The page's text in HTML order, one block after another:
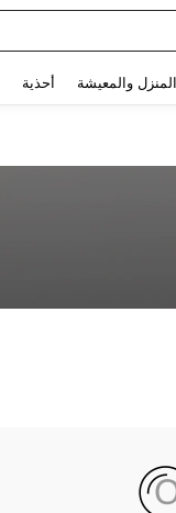
المنزل والمعيشة أحذية